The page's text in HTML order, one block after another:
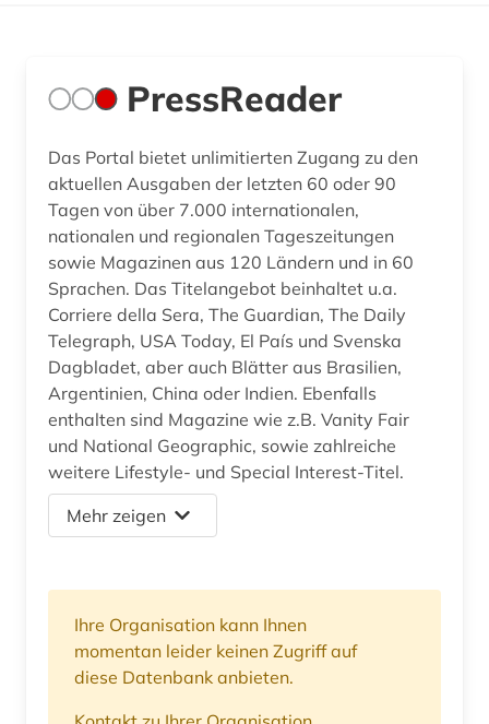
PressReader
Das Portal bietet unlimitierten Zugang zu den
aktuellen Ausgaben der letzten 60 oder 90
Tagen von über 7.000 internationalen,
nationalen und regionalen Tageszeitungen
sowie Magazinen aus 120 Ländern und in 60
Sprachen. Das Titelangebot beinhaltet u.a.
Corriere della Sera, The Guardian, The Daily
Telegraph, USA Today, El País und Svenska
Dagbladet, aber auch Blätter aus Brasilien,
Argentinien, China oder Indien. Ebenfalls
enthalten sind Magazine wie z.B. Vanity Fair
und National Geographic, sowie zahlreiche
weitere Lifestyle- und Special Interest-Titel.
Mehr zeigen
Ihre Organisation kann Ihnen
momentan leider keinen Zugriff auf
diese Datenbank anbieten.